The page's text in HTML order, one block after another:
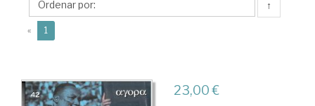
Rafael
↑
« 1
23,00 €